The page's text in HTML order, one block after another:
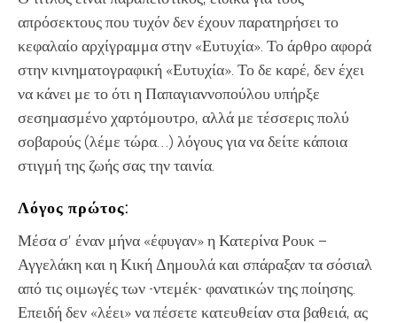
απρόσεκτους που τυχόν δεν έχουν παρατηρήσει το
κεφαλαίο αρχίγραμμα στην «Ευτυχία». Το άρθρο αφορά
στην κινηματογραφική «Ευτυχία». Το δε καρέ, δεν έχει
να κάνει με το ότι η Παπαγιαννοπούλου υπήρξε
σεσημασμένο χαρτόμουτρο, αλλά με τέσσερις πολύ
σοβαρούς (λέμε τώρα…) λόγους για να δείτε κάποια
στιγμή της ζωής σας την ταινία.
Λόγος πρώτος:
Μέσα σ’ έναν μήνα «έφυγαν» η Κατερίνα Ρουκ –
Αγγελάκη και η Κική Δημουλά και σπάραξαν τα σόσιαλ
από τις οιμωγές των -ντεμέκ- φανατικών της ποίησης.
Επειδή δεν «λέει» να πέσετε κατευθείαν στα βαθειά, ας